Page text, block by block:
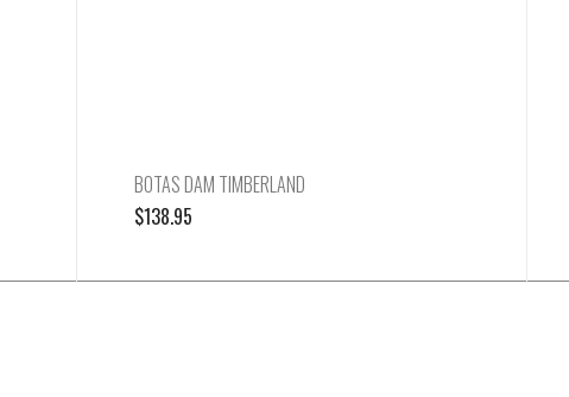
BOTAS DAM TIMBERLAND
$138.95